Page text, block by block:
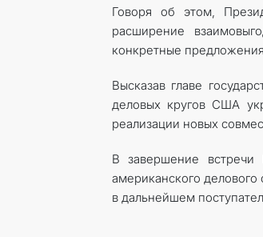
Говоря об этом,
расширение
конкретные
Высказав главе
деловых кругов США
реализации новых
В завершение встречи
американского
в дальнейшем